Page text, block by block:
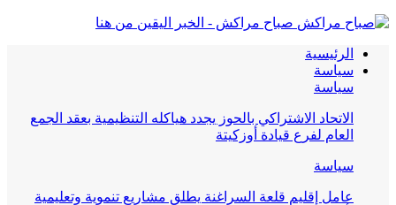
صباح مراكش - الخبر اليقين من هنا
الرئيسية
سياسة
سياسة
الاتحاد الاشتراكي بالحوز يجدد هياكله التنظيمية بعقد الجمع
العام لفرع قيادة أوزكيتة
سياسة
عامل إقليم قلعة السراغنة يطلق مشاريع تنموية وتعليمية